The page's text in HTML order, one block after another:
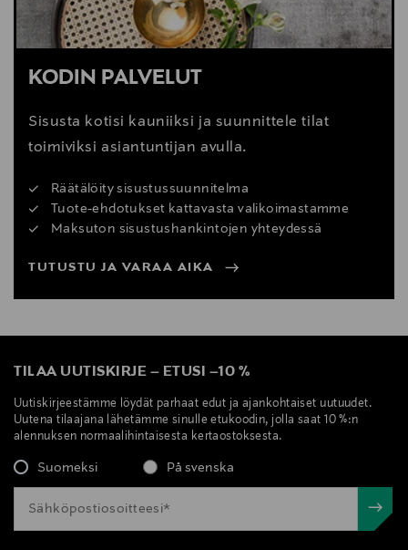
KODIN PALVELUT
Sisusta kotisi kauniiksi ja suunnittele tilat
toimiviksi asiantuntijan avulla.
Räätälöity sisustussuunnitelma
Tuote-ehdotukset kattavasta valikoimastamme
Maksuton sisustushankintojen yhteydessä
TUTUSTU JA VARAA AIKA
TILAA UUTISKIRJE – ETUSI –10 %
Uutiskirjeestämme löydät parhaat edut ja ajankohtaiset uutuudet.
Uutena tilaajana lähetämme sinulle etukoodin, jolla saat 10 %:n
alennuksen normaalihintaisesta kertaostoksesta.
Suomeksi På svenska